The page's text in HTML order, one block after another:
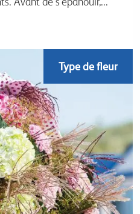
Type de fleur